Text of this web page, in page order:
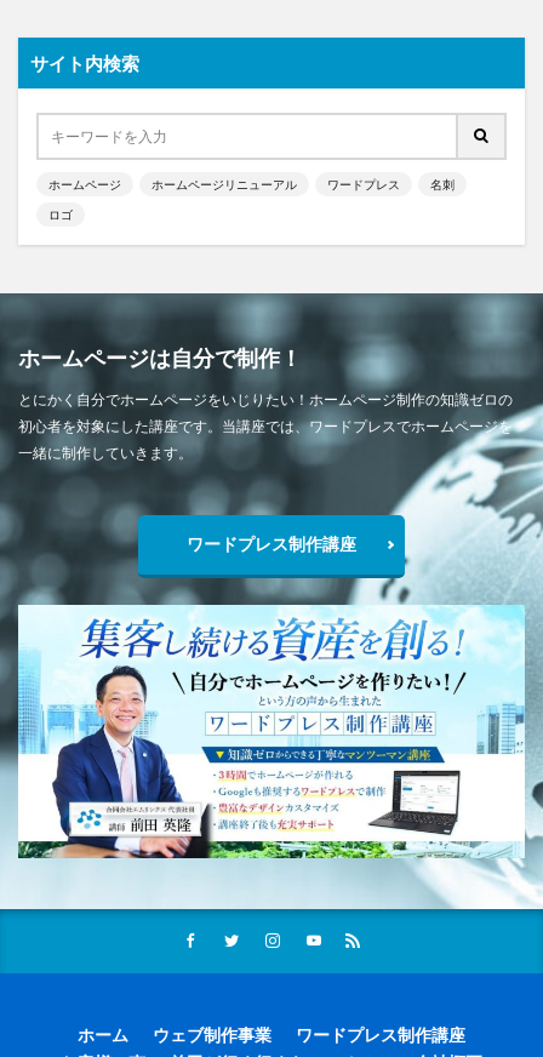
サイト内検索
ホームページ ホームページリニューアル ワードプレス 名刺
ロゴ
ホームページは自分で制作！
とにかく自分でホームページをいじりたい！ホームページ制作の知識ゼロの
初心者を対象にした講座です。当講座では、ワードプレスでホームページを
一緒に制作していきます。
ワードプレス制作講座
ホーム ウェブ制作事業
ワードプレス制作講座